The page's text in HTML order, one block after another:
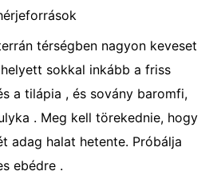
térségben nagyon keveset
sokkal inkább a friss
a tilápia , és sovány baromfi,
. Meg kell törekednie, hogy
adag halat hetente. Próbálja
ebédre .